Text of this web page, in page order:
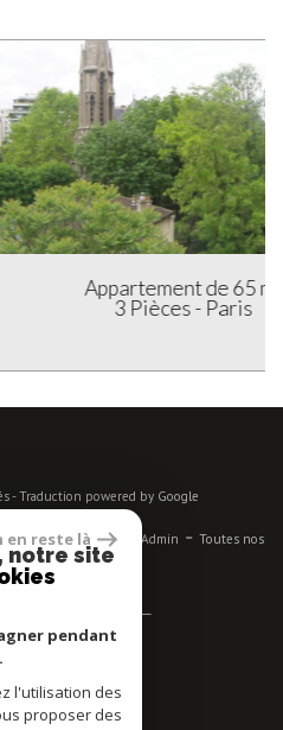
de 65 m²
- Traduction powered by Google
honoraires-Liens Admin - Toutes nos
propriétaires
en reste là
notre site
pendant
l'utilisation des
proposer des